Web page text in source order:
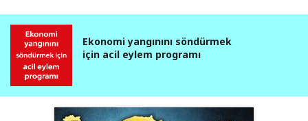
Ekonomi yangınını söndürmek
için acil eylem programı